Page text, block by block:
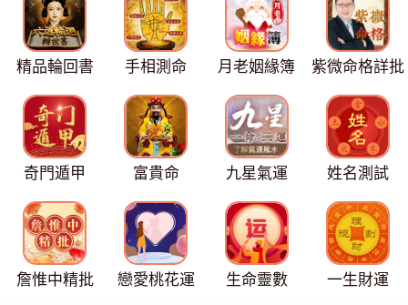
精品輪回書 手相測命 月老姻緣簿 紫微命格詳批
奇門遁甲 富貴命 九星氣運 姓名測試
詹惟中精批 戀愛桃花運 生命靈數 一生財運